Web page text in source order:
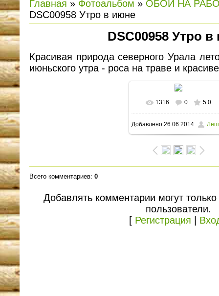
Главная » Фотоальбом » ОБОИ НА
DSC00958 Утро в июне
DSC00958 Утро
Красивая природа северного Урала
июньского утра - роса на траве и
В реальном размере
1600x1064/ 264.6Kb
1316 0 5.0
Добавлено26.06.2014
Всего комментариев: 0
Добавлять комментарии могут
пользователи.
[ Регистрация